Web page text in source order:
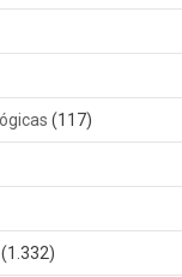
(117)
(1.332)